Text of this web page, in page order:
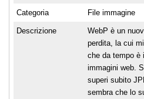
Categoria File immagine
Descrizione
WebP è un
perdita, la cui
che da tempo è
immagini web.
superi subito
sembra che lo